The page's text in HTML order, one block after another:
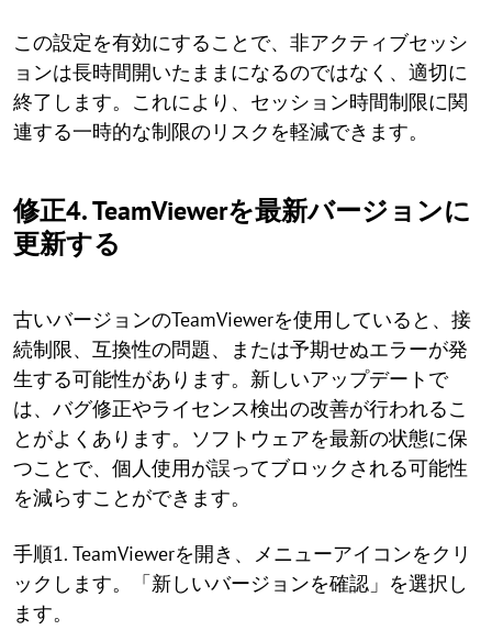
この設定を有効にすることで、非アクティブセッシ
ョンは長時間開いたままになるのではなく、適切に
終了します。これにより、セッション時間制限に関
連する一時的な制限のリスクを軽減できます。
修正4. TeamViewerを最新バージョンに
更新する
古いバージョンのTeamViewerを使用していると、接
続制限、互換性の問題、または予期せぬエラーが発
生する可能性があります。新しいアップデートで
は、バグ修正やライセンス検出の改善が行われるこ
とがよくあります。ソフトウェアを最新の状態に保
つことで、個人使用が誤ってブロックされる可能性
を減らすことができます。
手順1. TeamViewerを開き、メニューアイコンをクリ
ックします。「新しいバージョンを確認」を選択し
ます。